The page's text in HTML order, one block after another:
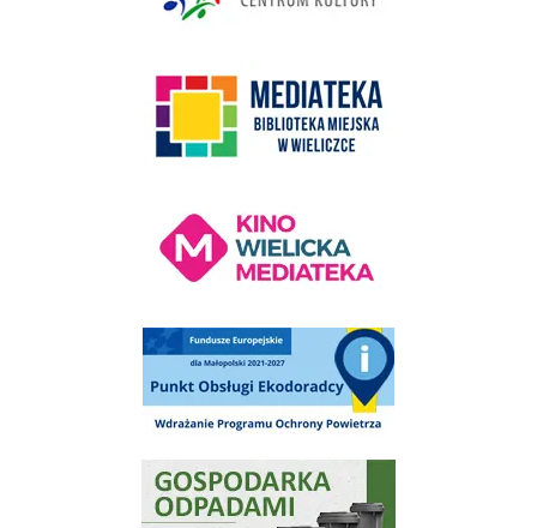
Punkt Obsługi Ekodoradcy Wieliczka
Gospodarka odpadami na terenie Miasta i Gminy Wieliczka